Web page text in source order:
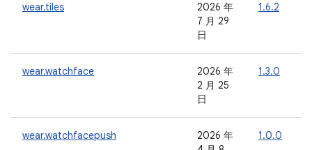
wear.tiles
2026 年
7 月 29
日
1.6.2
wear.watchface
2026 年
2 月 25
日
1.3.0
wear.watchfacepush
2026 年
1.0.0